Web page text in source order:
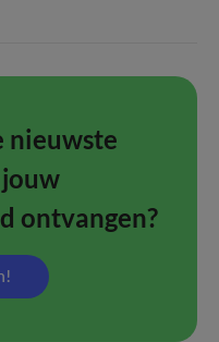
nieuwste
ontvangen?